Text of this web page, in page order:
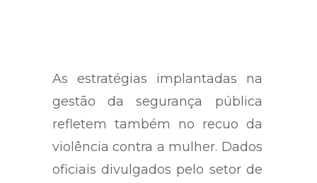
As estratégias implantadas na
gestão da segurança pública
refletem também no recuo da
violência contra a mulher. Dados